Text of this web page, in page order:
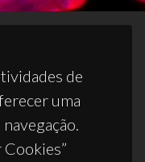
de
uma
Cookies”